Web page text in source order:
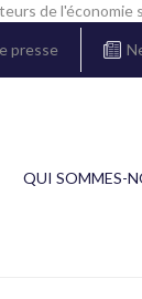
de
presse
QUI SOMMES-